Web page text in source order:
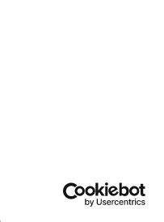
SD s.r.l.
Numero REA: